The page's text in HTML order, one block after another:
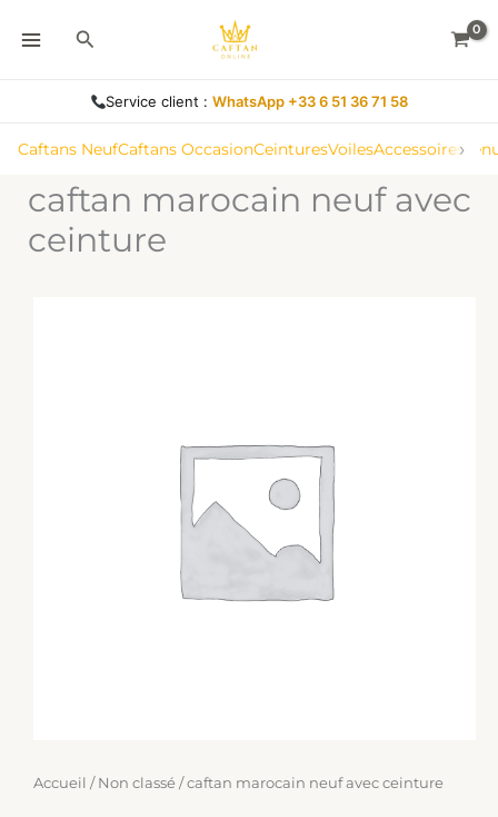
Rechercher
Service client : WhatsApp +33 6 51 36 71 58
Caftans NeufCaftans OccasionCeinturesVoilesAccessoires
›
caftan marocain neuf avec
ceinture
Accueil / Non classé / caftan marocain neuf avec ceinture